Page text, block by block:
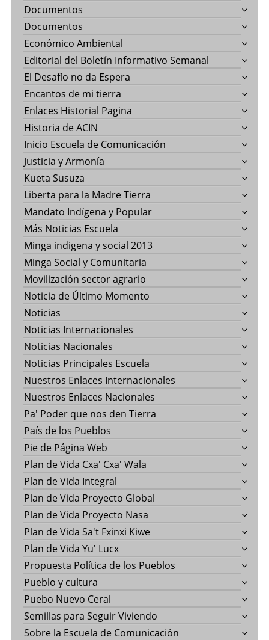
Documentos
Documentos
Económico Ambiental
Editorial del Boletín Informativo Semanal
El Desafío no da Espera
Encantos de mi tierra
Enlaces Historial Pagina
Historia de ACIN
Inicio Escuela de Comunicación
Justicia y Armonía
Kueta Susuza
Liberta para la Madre Tierra
Mandato Indígena y Popular
Más Noticias Escuela
Minga indigena y social 2013
Minga Social y Comunitaria
Movilización sector agrario
Noticia de Último Momento
Noticias
Noticias Internacionales
Noticias Nacionales
Noticias Principales Escuela
Nuestros Enlaces Internacionales
Nuestros Enlaces Nacionales
Pa' Poder que nos den Tierra
País de los Pueblos
Pie de Página Web
Plan de Vida Cxa' Cxa' Wala
Plan de Vida Integral
Plan de Vida Proyecto Global
Plan de Vida Proyecto Nasa
Plan de Vida Sa't Fxinxi Kiwe
Plan de Vida Yu' Lucx
Propuesta Política de los Pueblos
Pueblo y cultura
Puebo Nuevo Ceral
Semillas para Seguir Viviendo
Sobre la Escuela de Comunicación